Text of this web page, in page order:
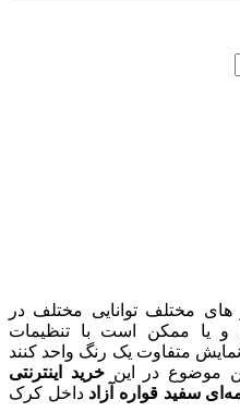
های مختلف توانایی مختلف در
و یا ممکن است با تنظیمات
متفاوت یک رنگ واحد کنند
موضوع در اینخرید اینترنتی
سفید قواره آزاد داخل کرک